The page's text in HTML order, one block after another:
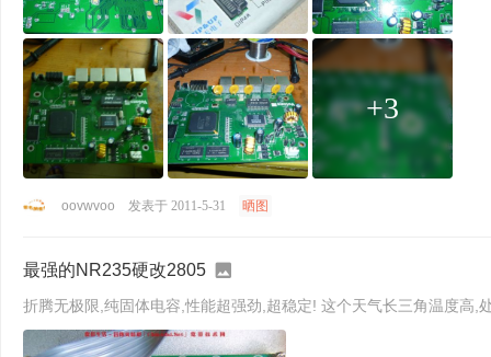
+3
oovwvoo 发表于 2011-5-31 晒图
最强的NR235硬改2805
折腾无极限,纯固体电容,性能超强劲,超稳定! 这个天气长三角温度高